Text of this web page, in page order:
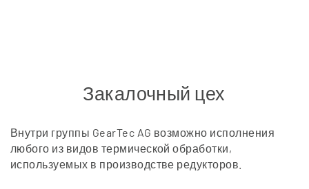
Закалочный цех
Внутри группы GearTec AG возможно исполнения
любого из видов термической обработки,
используемых в производстве редукторов.